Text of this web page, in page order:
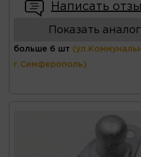
Написать
Показать
больше 6 шт
г.Симферополь)